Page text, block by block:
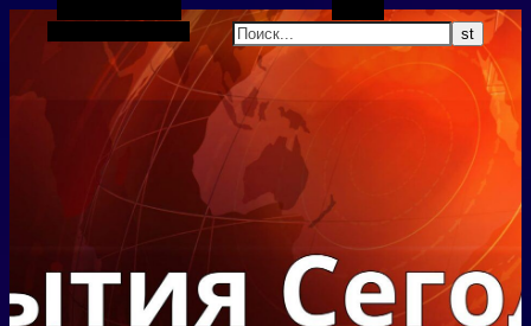
Боковая панель